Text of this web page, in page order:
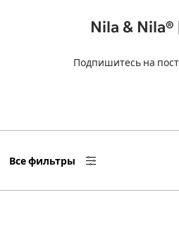
Nila &
Подпишитесь на
Все фильтры